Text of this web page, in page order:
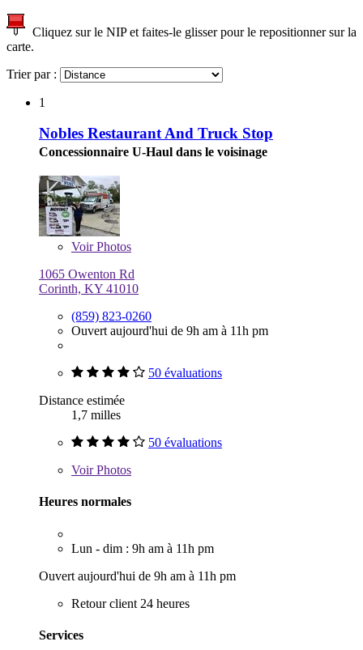
Cliquez sur le NIP et faites-le glisser pour le repositionner sur la
carte.
Trier par :
1
Nobles Restaurant And Truck Stop
Concessionnaire U-Haul dans le voisinage
VoirPhotos
1065 Owenton Rd
Corinth, KY 41010
(859) 823-0260
Ouvert aujourd'hui de 9h am à 11h pm
50 évaluations
Distance estimée
1,7 milles
50 évaluations
VoirPhotos
Heures normales
Lun - dim : 9h am à 11h pm
Ouvert aujourd'hui de 9h am à 11h pm
Retour client 24 heures
Services